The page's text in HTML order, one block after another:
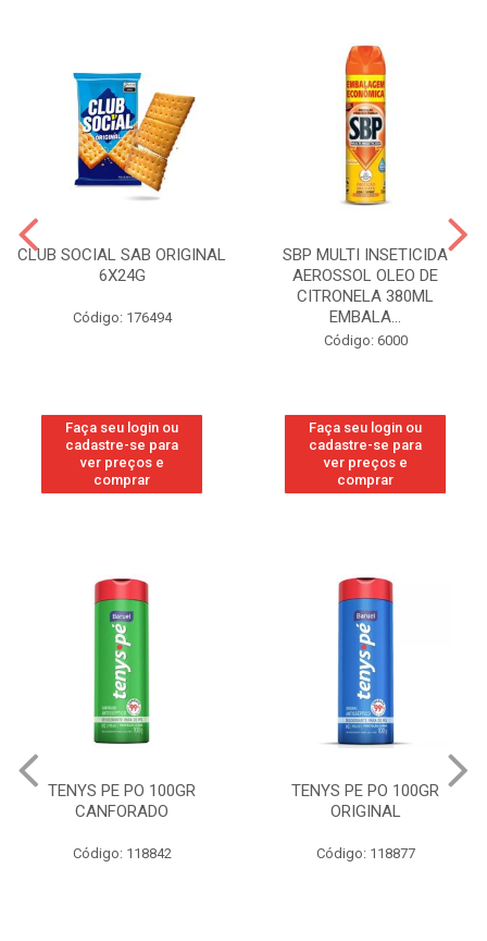
CLUB SOCIAL SAB ORIGINAL
6X24G
Código: 176494
Faça seu login ou
cadastre-se para
ver preços e
comprar
SBP MULTI INSETICIDA
AEROSSOL OLEO DE
CITRONELA 380ML
EMBALA...
Código: 6000
Faça seu login ou
cadastre-se para
ver preços e
comprar
TENYS PE PO 100GR
CANFORADO
Código: 118842
TENYS PE PO 100GR
ORIGINAL
Código: 118877